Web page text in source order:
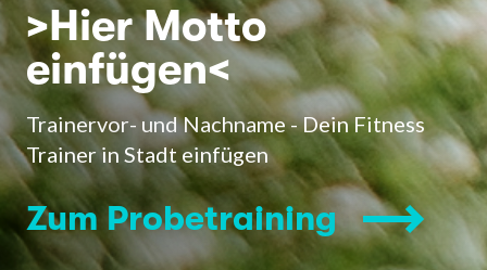
>Hier Motto
einfügen<
Trainervor- und Nachname - Dein Fitness
Trainer in Stadt einfügen
Zum Probetraining